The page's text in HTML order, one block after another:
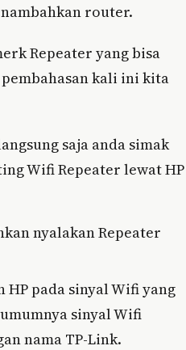
router.
Repeater yang bisa
kali ini kita
saja anda simak
Wifi Repeater lewat HP
nyalakan Repeater
HP pada sinyal Wifi yang
sinyal Wifi
nama TP-Link.